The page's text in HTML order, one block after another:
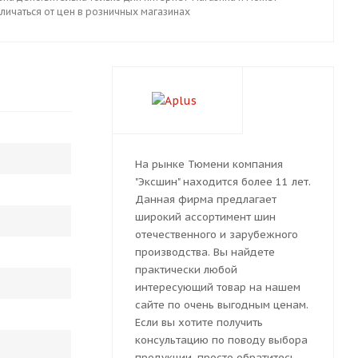
от цен в розничных магазинах
На рынке Тюмени компания
"Эксшин" находится более 11 лет.
Данная фирма предлагает
широкий ассортимент шин
отечественного и зарубежного
производства. Вы найдете
практически любой
интересующий товар на нашем
сайте по очень выгодным ценам.
Если вы хотите получить
консультацию по поводу выбора